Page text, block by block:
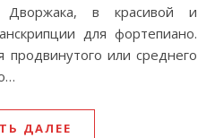
Дворжака, в красивой и
для фортепиано.
или среднего
ДАЛЕЕ